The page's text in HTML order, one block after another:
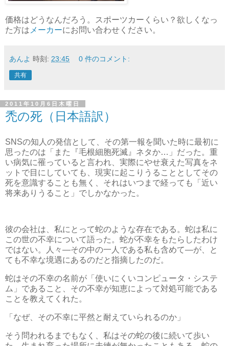
価格はどうなんだろう。スポーツカーくらい？欲しくなっ
た方は メーカーにお問い合わせください。
あんよ 時刻: 23:45 0 件のコメント:
共有
2011年10月6日木曜日
禿の死（日本語訳）
SNSの知人の発信として、その第一報を聞いた時に最初に
思ったのは「また『毛根細胞死滅』ネタか…」だった。重
い病気に罹っていると言われ、実際にやせ衰えた写真をネ
ットで目にしていても、現実に起こりうることとしてその
死を意識することも無く、それはいつまで経っても「近い
将来ありうること」でしかなかった。
彼の会社は、私にとって蛇のような存在である。蛇は私に
この世の不幸について語った。蛇が不幸をもたらしたわけ
ではない。人々―その中の一人である私も含めて―が、と
ても不幸な境遇にあるのだと指摘したのだ。
蛇はその不幸の名前が「使いにくいコンピュータ・システ
ム」であること、その不幸が知恵によって対処可能である
ことを教えてくれた。
「なぜ、その不幸に平然と耐えていられるのか」
そう問われるまでもなく、私はその蛇の後に続いて歩い